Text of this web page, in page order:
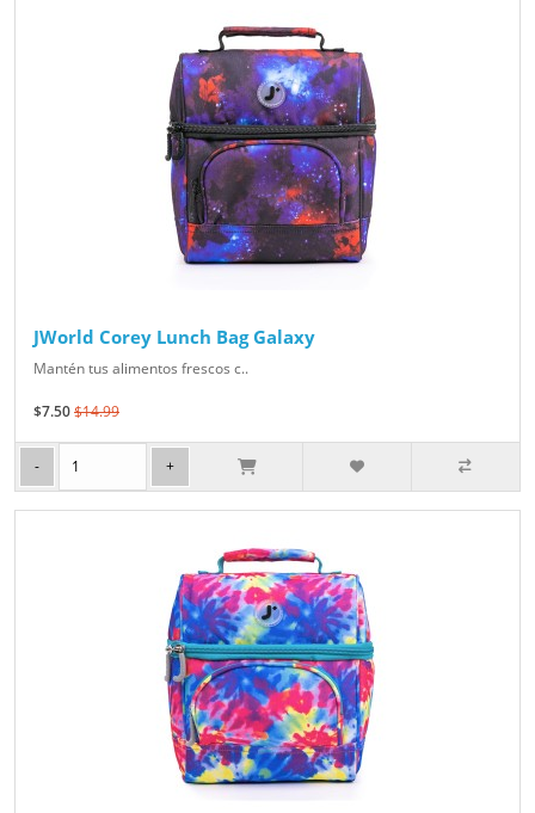
JWorld Corey Lunch Bag Galaxy
Mantén tus alimentos frescos c..
$7.50$14.99